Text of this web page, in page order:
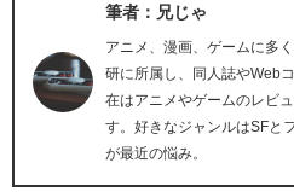
筆者：兄じゃ
アニメ、漫画、ゲームに多
研に所属し、同人誌やWeb
在はアニメやゲームのレビ
す。好きなジャンルはSFと
が最近の悩み。